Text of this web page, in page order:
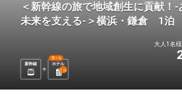
＜新幹線の旅で地域創生に貢献！
未来を支える-＞横浜・鎌倉 1泊
新幹線 ホテル
選べる
1 泊
大人1名